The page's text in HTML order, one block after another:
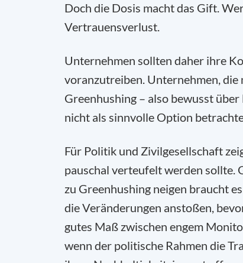
Doch die Dosis macht das Gift.
Vertrauensverlust.
Unternehmen sollten daher ihre
voranzutreiben. Unternehmen,
Greenhushing – also bewusst
nicht als sinnvolle Option
Für Politik und Zivilgesellschaft
pauschal verteufelt werden sollte.
zu Greenhushing neigen braucht
die Veränderungen anstoßen,
gutes Maß zwischen engem
wenn der politische Rahmen die